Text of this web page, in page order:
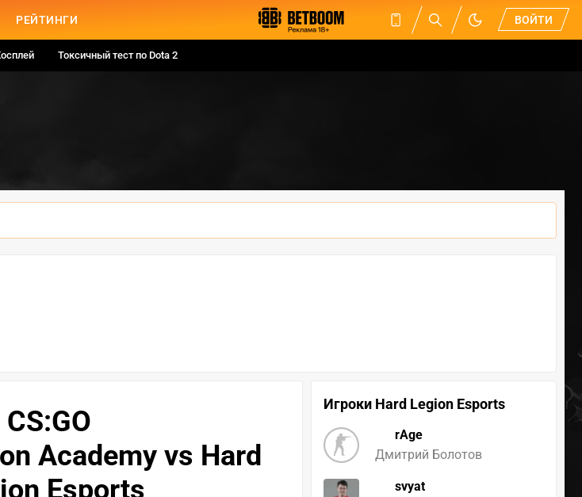
РЕЙТИНГИ ВОЙТИ
Токсичный тест по Dota 2
Игроки Hard Legion Esports
rAge
Дмитрий Болотов
svyat
CS:GO
Academy vs Hard
Esports